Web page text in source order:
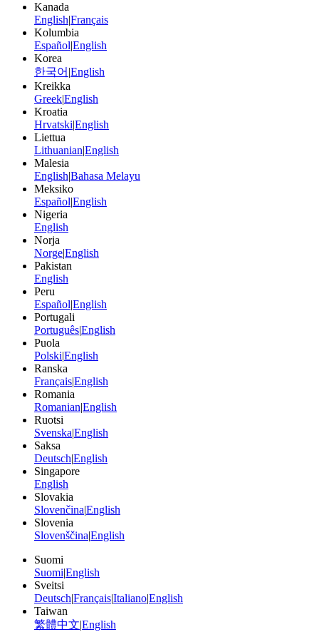
Kanada
EnglishFrançais
Kolumbia
EspañolEnglish
Korea
한국어 English
Kreikka
GreekEnglish
Kroatia
HrvatskiEnglish
Liettua
LithuanianEnglish
Malesia
EnglishBahasa Melayu
Meksiko
EspañolEnglish
Nigeria
English
Norja
NorgeEnglish
Pakistan
English
Peru
EspañolEnglish
Portugali
PortuguêsEnglish
Puola
PolskiEnglish
Ranska
FrançaisEnglish
Romania
RomanianEnglish
Ruotsi
SvenskaEnglish
Saksa
DeutschEnglish
Singapore
English
Slovakia
SlovenčinaEnglish
Slovenia
SlovenščinaEnglish
Suomi
SuomiEnglish
Sveitsi
DeutschFrançaisItalianoEnglish
Taiwan
繁體中文 English